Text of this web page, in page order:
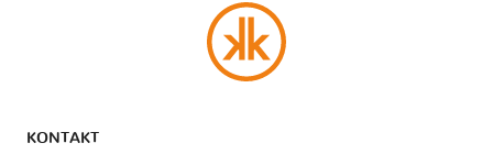
KONTAKT